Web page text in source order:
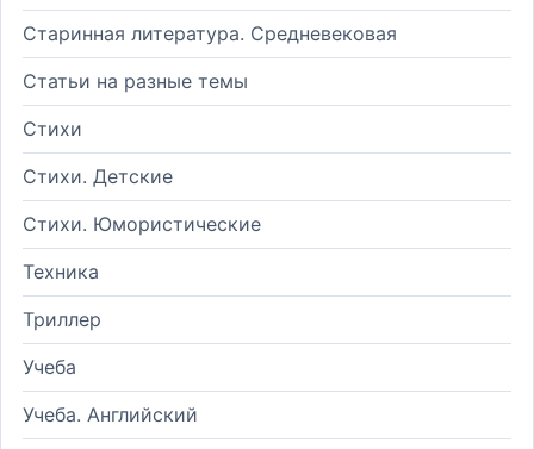
Старинная литература. Средневековая
Статьи на разные темы
Стихи
Стихи. Детские
Стихи. Юмористические
Техника
Триллер
Учеба
Учеба. Английский